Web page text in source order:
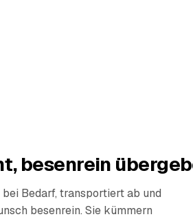
besenrein
Bedarf, transportiert ab und
besenrein. Sie kümmern